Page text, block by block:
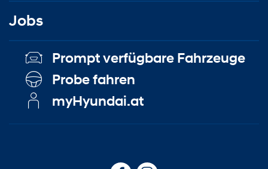
Jobs
Prompt verfügbare Fahrzeuge
Probe fahren
myHyundai.at